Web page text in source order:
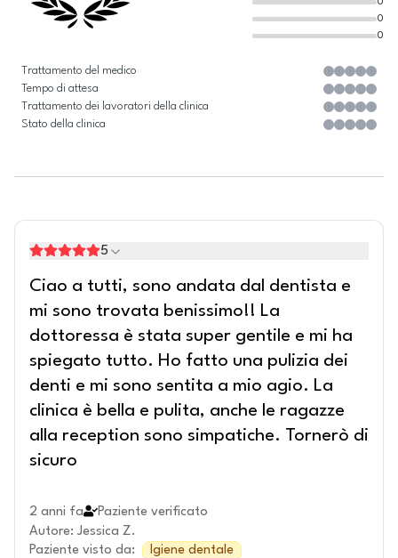
0
0
0
Trattamento del medico
Tempo di attesa
Trattamento dei lavoratori della clinica
Stato della clinica
5
Ciao a tutti, sono andata dal dentista e
mi sono trovata benissimo!! La
dottoressa è stata super gentile e mi ha
spiegato tutto. Ho fatto una pulizia dei
denti e mi sono sentita a mio agio. La
clinica è bella e pulita, anche le ragazze
alla reception sono simpatiche. Tornerò di
sicuro
2 anni fa
Paziente verificato
Autore: Jessica Z.
Paziente visto da: Igiene dentale